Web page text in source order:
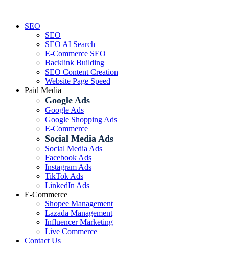
contentSEO
SEO
SEO AI Search
E-Commerce SEO
Backlink Building
SEO Content Creation
Website Page Speed
Paid Media
Google Ads
Google Ads
Google Shopping Ads
E-Commerce
Social Media Ads
Social Media Ads
Facebook Ads
Instagram Ads
TikTok Ads
LinkedIn Ads
E-Commerce
Shopee Management
Lazada Management
Influencer Marketing
Live Commerce
Contact Us